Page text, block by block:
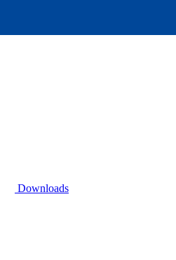
Downloads